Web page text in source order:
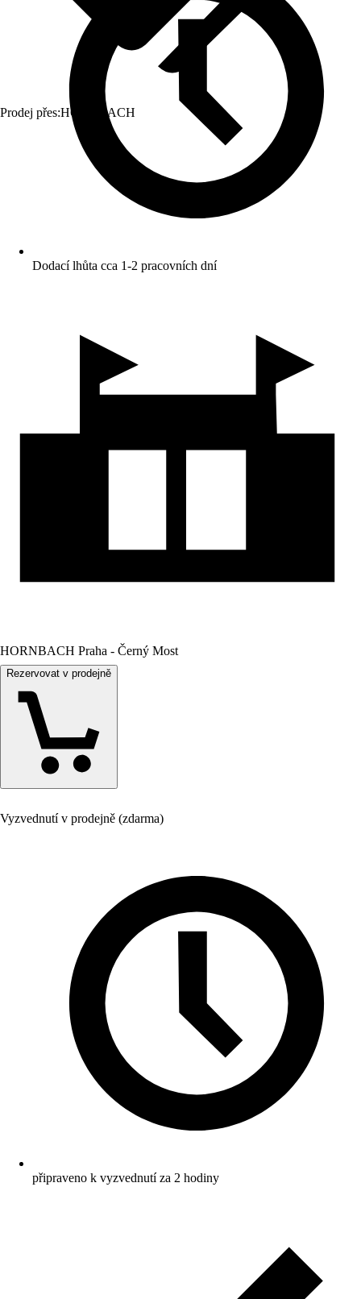
Prodej přes:HORNBACH
Dodací lhůta cca 1-2 pracovních dní
HORNBACH Praha - Černý Most
Rezervovat v prodejně
Vyzvednutí v prodejně (zdarma)
připraveno k vyzvednutí za 2 hodiny